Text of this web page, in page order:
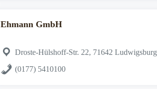
Ehmann GmbH
Droste-Hülshoff-Str. 22, 71642 Ludwigsburg
(0177) 5410100